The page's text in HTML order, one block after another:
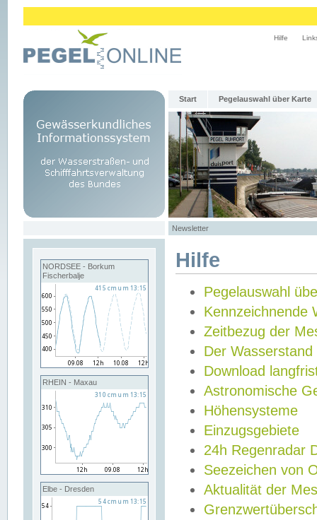
Hilfe
Start Pegelauswahl über Karte
Newsletter
NORDSEE - Borkum
Fischerbalje
RHEIN - Maxau
Elbe - Dresden
Hilfe
Pegelauswahl
Kennzeichnende
Zeitbezug der
Der Wasserstand
Download
Astronomische
Höhensysteme
Einzugsgebiete
24h Regenradar
Seezeichen von
Aktualität der